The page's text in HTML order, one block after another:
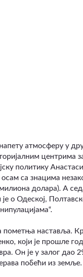
атмосферу у
центрима
политику
осам са знацима
долара). А
о Одеској,
наставља.
који је прошле
Он је у залог дао
побећи из земље.